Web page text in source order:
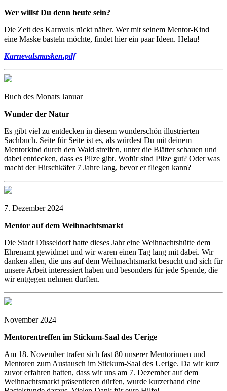
Wer willst Du denn heute sein?
Die Zeit des Karnvals rückt näher. Wer mit seinem Mentor-Kind
eine Maske basteln möchte, findet hier ein paar Ideen. Helau!
Karnevalsmasken.pdf
Buch des Monats Januar
Wunder der Natur
Es gibt viel zu entdecken in diesem wunderschön illustrierten
Sachbuch. Seite für Seite ist es, als würdest Du mit deinem
Mentorkind durch den Wald streifen, unter die Blätter schauen und
dabei entdecken, dass es Pilze gibt. Wofür sind Pilze gut? Oder was
macht der Hirschkäfer 7 Jahre lang, bevor er fliegen kann?
7. Dezember 2024
Mentor auf dem Weihnachtsmarkt
Die Stadt Düsseldorf hatte dieses Jahr eine Weihnachtshütte dem
Ehrenamt gewidmet und wir waren einen Tag lang mit dabei. Wir
danken allen, die uns auf dem Weihnachtsmarkt besucht und sich für
unsere Arbeit interessiert haben und besonders für jede Spende, die
wir entgegen nehmen durften.
November 2024
Mentorentreffen im Stickum-Saal des Uerige
Am 18. November trafen sich fast 80 unserer Mentorinnen und
Mentoren zum Austausch im Stickum-Saal des Uerige. Da wir kurz
zuvor erfahren hatten, dass wir uns am 7. Dezember auf dem
Weihnachtsmarkt präsentieren dürfen, wurde kurzerhand eine